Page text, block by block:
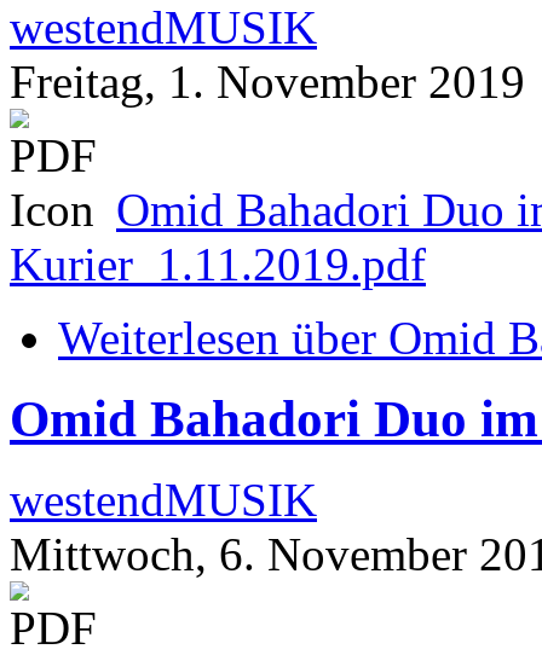
westendMUSIK
Freitag, 1. November 2019
Omid Bahadori Duo
Kurier_1.11.2019.pdf
Weiterlesen über Omid
Omid Bahadori Duo
westendMUSIK
Mittwoch, 6. November